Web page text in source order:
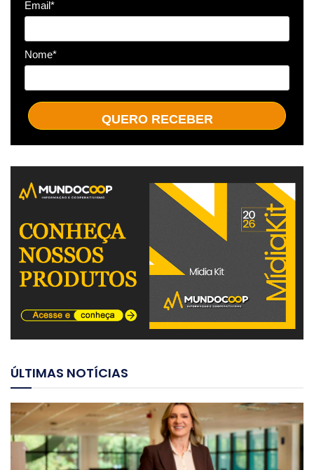
Email*
Nome*
QUERO RECEBER
ÚLTIMAS NOTÍCIAS